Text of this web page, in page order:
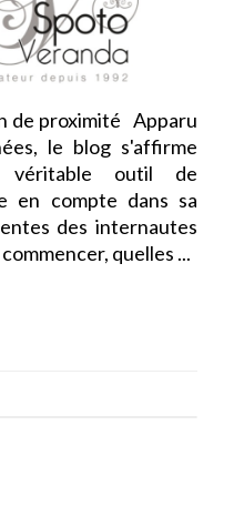
de proximité Apparu
le blog s'affirme
véritable outil de
en compte dans sa
des internautes
quelles ...